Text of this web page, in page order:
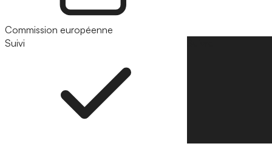
Commission européenne
Suivi